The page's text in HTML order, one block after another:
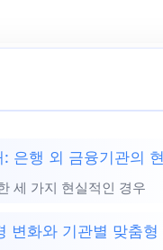
은행 외 금융기관의
세 가지 현실적인 경우
변화와 기관별 맞춤